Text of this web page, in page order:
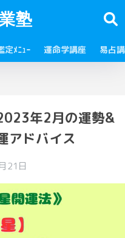
塾
定ﾒﾆｭｰ 運命学講座 易占
年2月の運勢&
アドバイス
21日